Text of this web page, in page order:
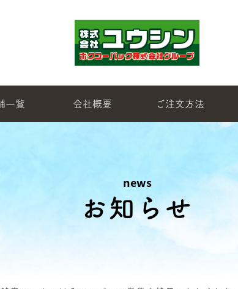
一覧 会社概要 ご注文方法
news
お知らせ